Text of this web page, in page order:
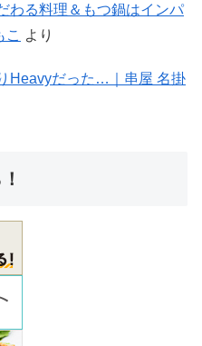
わる料理＆もつ鍋はインパ
こ より
Heavyだった…｜串屋 名掛